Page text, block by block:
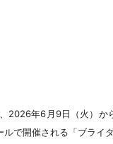
2026年6月9日（火）か
で開催される「ブライ